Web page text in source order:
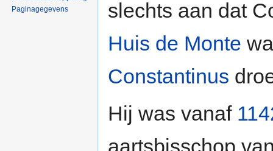
slechts aan dat
Huis de Monte
Constantinus
Hij was vanaf
aartsbisschop
Paginagegevens